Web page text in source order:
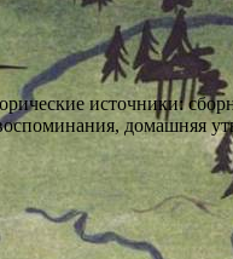
источники:
домашняя